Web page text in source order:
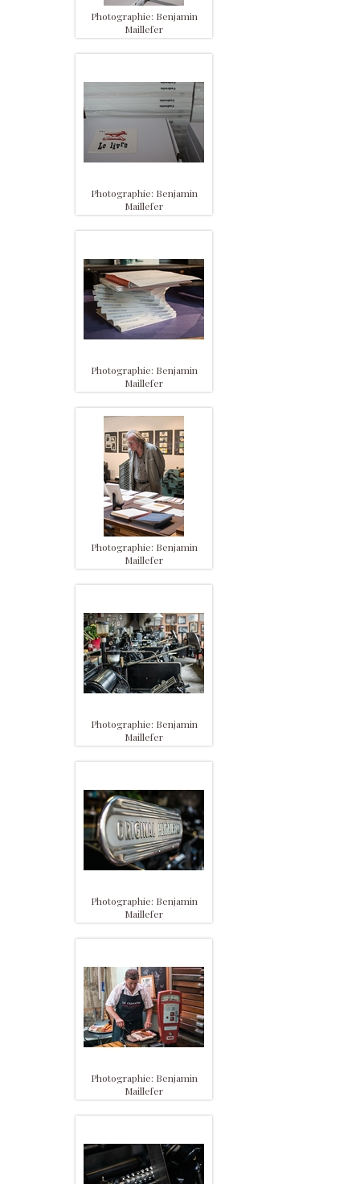
Photographie: Benjamin
Maillefer
Photographie: Benjamin
Maillefer
Photographie: Benjamin
Maillefer
Photographie: Benjamin
Maillefer
Photographie: Benjamin
Maillefer
Photographie: Benjamin
Maillefer
Photographie: Benjamin
Maillefer